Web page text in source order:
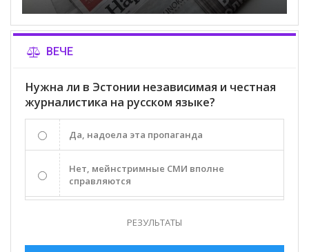
ВЕЧЕ
Нужна ли в Эстонии независимая и честная
журналистика на русском языке?
Да, надоела эта пропаганда
Нет, мейнстримные СМИ вполне
справляются
РЕЗУЛЬТАТЫ